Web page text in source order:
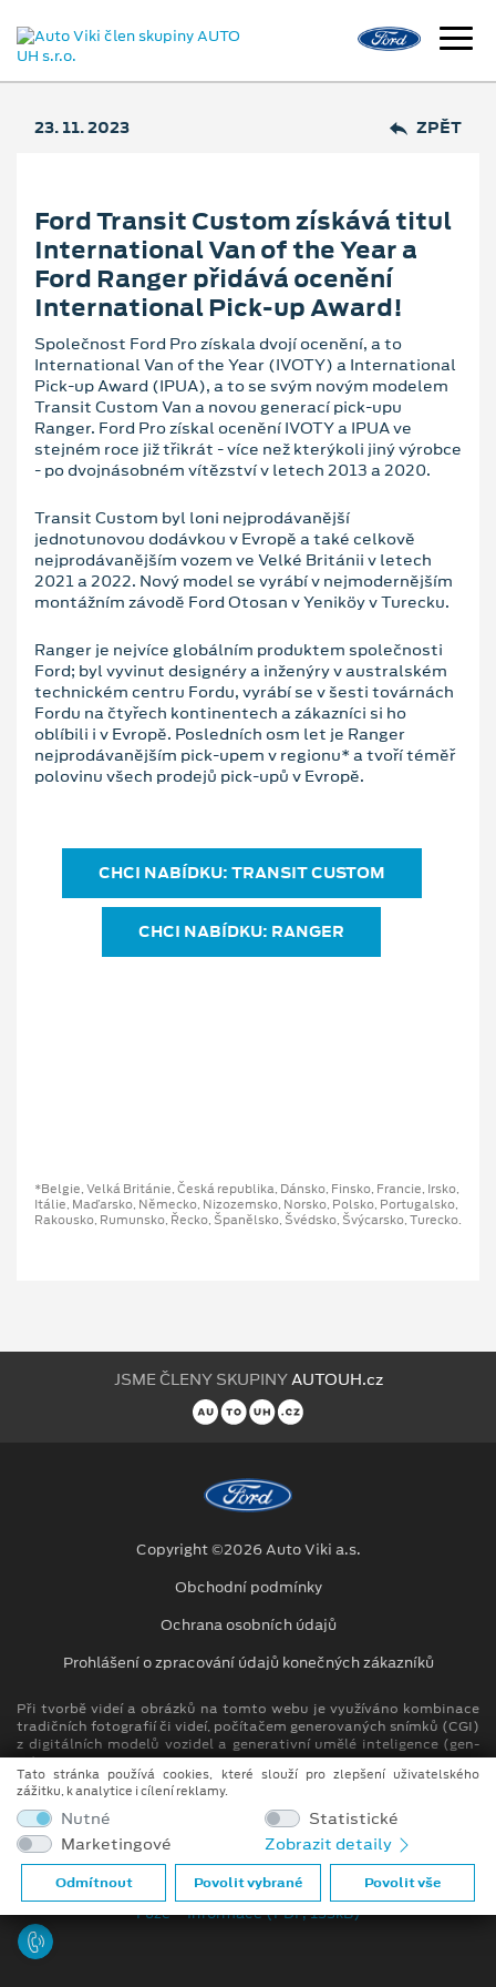
23. 11. 2023 ZPĚT
Ford Transit Custom získává titul
International Van of the Year a
Ford Ranger přidává ocenění
International Pick-up Award!
Společnost Ford Pro získala dvojí ocenění, a to
International Van of the Year (IVOTY) a International
Pick-up Award (IPUA), a to se svým novým modelem
Transit Custom Van a novou generací pick-upu
Ranger. Ford Pro získal ocenění IVOTY a IPUA ve
stejném roce již třikrát - více než kterýkoli jiný výrobce
- po dvojnásobném vítězství v letech 2013 a 2020.
Transit Custom byl loni nejprodávanější
jednotunovou dodávkou v Evropě a také celkově
nejprodávanějším vozem ve Velké Británii v letech
2021 a 2022. Nový model se vyrábí v nejmodernějším
montážním závodě Ford Otosan v Yeniköy v Turecku.
Ranger je nejvíce globálním produktem společnosti
Ford; byl vyvinut designéry a inženýry v australském
technickém centru Fordu, vyrábí se v šesti továrnách
Fordu na čtyřech kontinentech a zákazníci si ho
oblíbili i v Evropě. Posledních osm let je Ranger
nejprodávanějším pick-upem v regionu* a tvoří téměř
polovinu všech prodejů pick-upů v Evropě.
CHCI NABÍDKU: TRANSIT CUSTOM
CHCI NABÍDKU: RANGER
*Belgie, Velká Británie, Česká republika, Dánsko, Finsko, Francie, Irsko,
Itálie, Maďarsko, Německo, Nizozemsko, Norsko, Polsko, Portugalsko,
Rakousko, Rumunsko, Řecko, Španělsko, Švédsko, Švýcarsko, Turecko.
JSME ČLENY SKUPINYAUTOUH.cz
Copyright ©2026 Auto Viki a.s.
Obchodní podmínky
Ochrana osobních údajů
Prohlášení o zpracování údajů konečných zákazníků
Při tvorbě videí a obrázků na tomto webu je využíváno kombinace
tradičních fotografií či videí, počítačem generovaných snímků (CGI)
z digitálních modelů vozidel a generativní umělé inteligence (gen-
AI).
Auto Viki člen skupiny AUTO UH s.r.o.
IČ: 264 93 276, DIČ: CZ26493276
Spisová značka C 146744 vedená u Krajského soudu v Brně
Compliance (PDF, 51kB)
Fúze – informace (PDF, 133kB)
Tato stránka používá cookies, které slouží pro zlepšení uživatelského
zážitku, k analytice i cílení reklamy.
Nutné
Statistické
Marketingové
Zobrazit detaily
Odmítnout Povolit vybrané Povolit vše